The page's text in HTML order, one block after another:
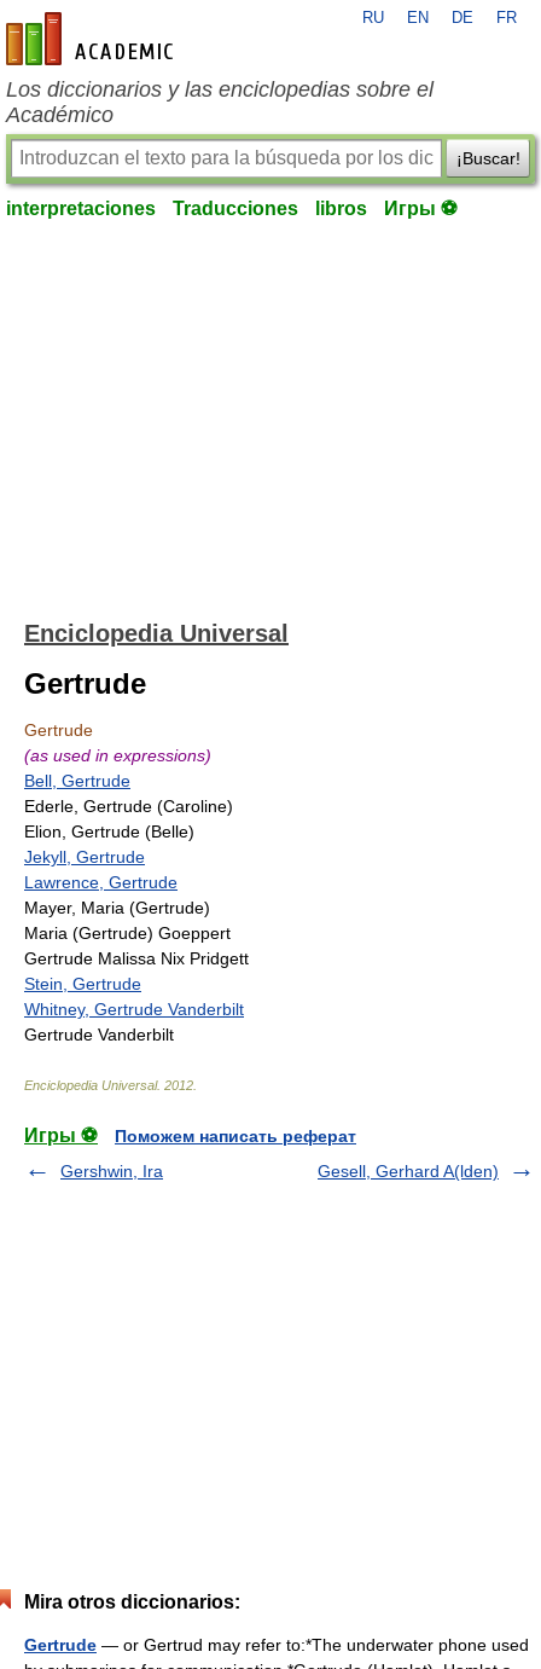
es-academic.com
RU EN DE FR
Los diccionarios y las enciclopedias sobre el
Académico
¡Buscar!
interpretaciones Traducciones libros Игры ⚽
Enciclopedia Universal
Gertrude
Gertrude
(as used in expressions)
Bell, Gertrude
Ederle, Gertrude (Caroline)
Elion, Gertrude (Belle)
Jekyll, Gertrude
Lawrence, Gertrude
Mayer, Maria (Gertrude)
Maria (Gertrude) Goeppert
Gertrude Malissa Nix Pridgett
Stein, Gertrude
Whitney, Gertrude Vanderbilt
Gertrude Vanderbilt
Enciclopedia Universal. 2012
Игры ⚽
Поможем написать реферат
Gershwin, Ira
Gesell, Gerhard A(lden)
Mira otros diccionarios:
Gertrude — or Gertrud may refer to:*The underwater phone used